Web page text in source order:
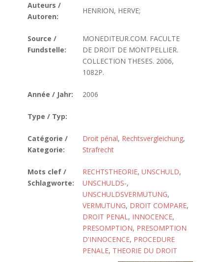
Auteurs /
Autoren:
HENRION, HERVE;
Source /
Fundstelle:
MONEDITEUR.COM. FACULTE
DE DROIT DE MONTPELLIER.
COLLECTION THESES. 2006,
1082P.
Année / Jahr: 2006
Type / Typ:
Catégorie /
Kategorie:
Droit pénal, Rechtsvergleichung,
Strafrecht
Mots clef /
Schlagworte:
RECHTSTHEORIE, UNSCHULD,
UNSCHULDS-,
UNSCHULDSVERMUTUNG,
VERMUTUNG, DROIT COMPARE,
DROIT PENAL, INNOCENCE,
PRESOMPTION, PRESOMPTION
D'INNOCENCE, PROCEDURE
PENALE, THEORIE DU DROIT